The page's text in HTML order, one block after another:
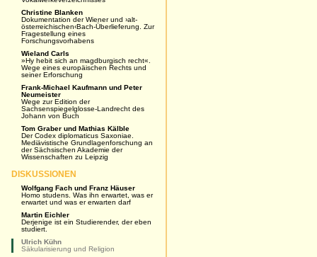
Christine Blanken
Dokumentation der Wiener und ›alt-
österreichischen‹Bach-Überlieferung. Zur
Fragestellung eines
Forschungsvorhabens
Wieland Carls
»Hy hebit sich an magdburgisch recht«.
Wege eines europäischen Rechts und
seiner Erforschung
Frank-Michael Kaufmann und Peter
Neumeister
Wege zur Edition der
Sachsenspiegelglosse-Landrecht des
Johann von Buch
Tom Graber und Mathias Kälble
Der Codex diplomaticus Saxoniae.
Mediävistische Grundlagenforschung an
der Sächsischen Akademie der
Wissenschaften zu Leipzig
DISKUSSIONEN
Wolfgang Fach und Franz Häuser
Homo studens. Was ihn erwartet, was er
erwartet und was er erwarten darf
Martin Eichler
Derjenige ist ein Studierender, der eben
studiert.
Ulrich Kühn
Säkularisierung und Religion